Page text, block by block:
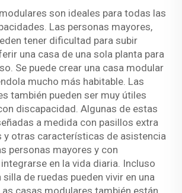
son ideales para todas las
Las personas mayores,
tener dificultad para subir
una casa de una sola planta para
Se puede crear una casa modular
mucho más habitable. Las
también pueden ser muy útiles
discapacidad. Algunas de estas
a medida con pasillos extra
y otras características de asistencia
personas mayores y con
en la vida diaria. Incluso
de ruedas pueden vivir en una
casas modulares también están